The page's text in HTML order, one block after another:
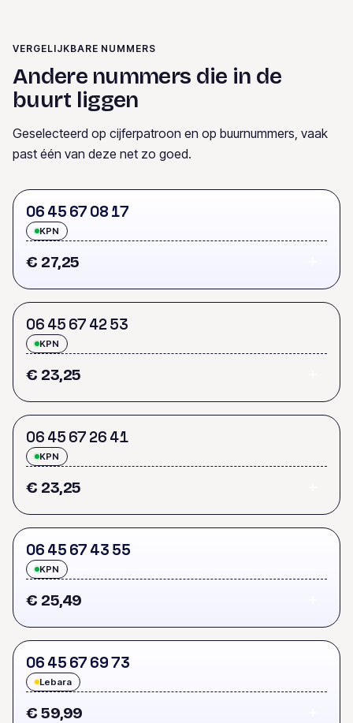
VERGELIJKBARE NUMMERS
Andere nummers die in de
buurt liggen
Geselecteerd op cijferpatroon en op buurnummers, vaak
past één van deze net zo goed.
06 45 67 08 17
KPN
€ 27,25
06 45 67 4253
KPN
€ 23,25
06 45 67 26 41
KPN
€ 23,25
06 45 67 43 55
KPN
€ 25,49
06 45 67 6973
Lebara
€ 59,99